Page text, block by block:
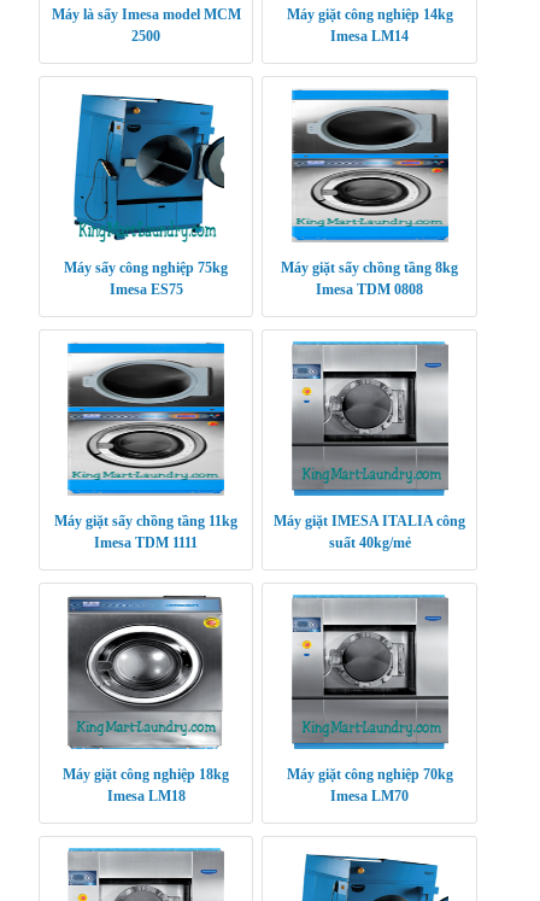
Máy là sấy Imesa model MCM
2500
Máy giặt công nghiệp 14kg
Imesa LM14
Máy sấy công nghiệp 75kg
Imesa ES75
Máy giặt sấy chồng tầng 8kg
Imesa TDM 0808
Máy giặt sấy chồng tầng 11kg
Imesa TDM 1111
Máy giặt IMESA ITALIA công
suất 40kg/mẻ
Máy giặt công nghiệp 18kg
Imesa LM18
Máy giặt công nghiệp 70kg
Imesa LM70